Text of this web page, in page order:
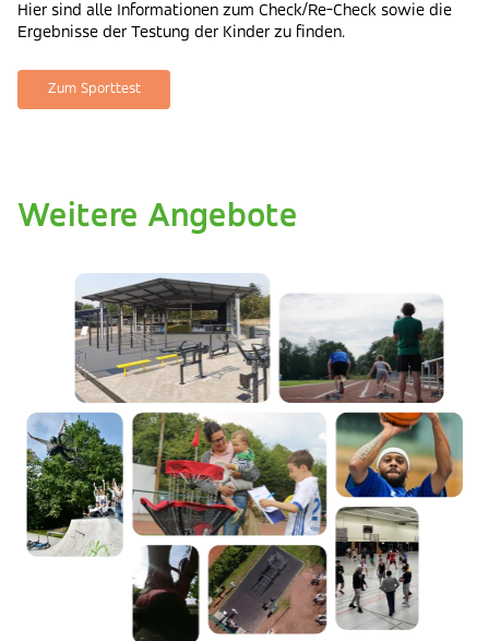
Hier sind alle Informationen zum Check/Re-Check sowie die
Ergebnisse der Testung der Kinder zu finden.
Zum Sporttest
Weitere Angebote